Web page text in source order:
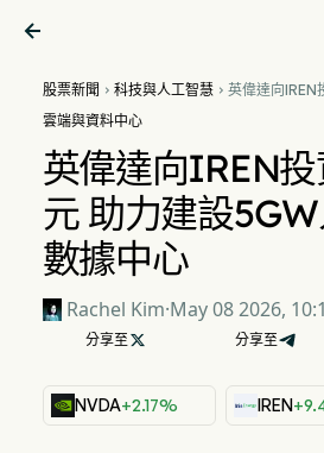

股票新聞  科技與人工智慧 英偉達向IREN
雲端與資料中心
英偉達向IREN
元 助力建設
數據中心
Rachel Kim·May 08 2026,
分享至  分享至
NVDA+2.17% IREN